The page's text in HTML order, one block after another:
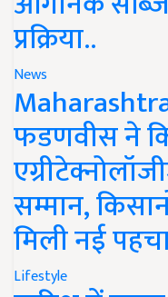
प्रक्रिया..
News
फडणवीस ने
सम्मान,
मिली नई
Lifestyle